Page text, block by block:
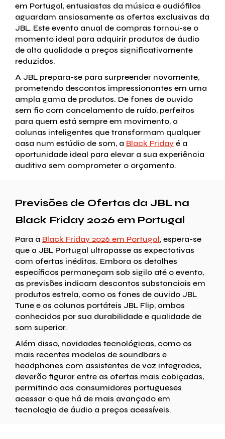
em Portugal, entusiastas da música e audiófilos
aguardam ansiosamente as ofertas exclusivas da
JBL. Este evento anual de compras tornou-se o
momento ideal para adquirir produtos de áudio
de alta qualidade a preços significativamente
reduzidos.
A JBL prepara-se para surpreender novamente,
prometendo descontos impressionantes em uma
ampla gama de produtos. De fones de ouvido
sem fio com cancelamento de ruído, perfeitos
para quem está sempre em movimento, a
colunas inteligentes que transformam qualquer
casa num estúdio de som, a Black Friday é a
oportunidade ideal para elevar a sua experiência
auditiva sem comprometer o orçamento.
Previsões de Ofertas da JBL na
Black Friday 2026 em Portugal
Para a Black Friday 2026 em Portugal, espera-se
que a JBL Portugal ultrapasse as expectativas
com ofertas inéditas. Embora os detalhes
específicos permaneçam sob sigilo até o evento,
as previsões indicam descontos substanciais em
produtos estrela, como os fones de ouvido JBL
Tune e as colunas portáteis JBL Flip, ambos
conhecidos por sua durabilidade e qualidade de
som superior.
Além disso, novidades tecnológicas, como os
mais recentes modelos de soundbars e
headphones com assistentes de voz integrados,
deverão figurar entre as ofertas mais cobiçadas,
permitindo aos consumidores portugueses
acessar o que há de mais avançado em
tecnologia de áudio a preços acessíveis.